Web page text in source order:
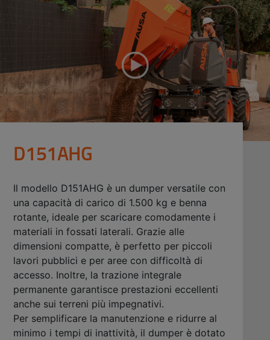
D151AHG
Il modello D151AHG è un dumper versatile con
una capacità di carico di 1.500 kg e benna
rotante, ideale per scaricare comodamente i
materiali in fossati laterali. Grazie alle
dimensioni compatte, è perfetto per piccoli
lavori pubblici e per aree con difficoltà di
accesso. Inoltre, la trazione integrale
permanente garantisce prestazioni eccellenti
anche sui terreni più impegnativi.
Per semplificare la manutenzione e ridurre al
minimo i tempi di inattività, il dumper è dotato